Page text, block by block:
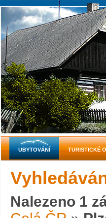
Nalezeno 1
UBYTOVÁNÍ TURISTICKÉ